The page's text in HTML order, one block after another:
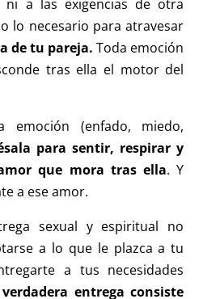
a las exigencias de otra
lo necesario para atravesar
de tu pareja. Toda emoción
tras ella el motor del
emoción (enfado, miedo,
para sentir, respirar y
que mora tras ella. Y
a ese amor.
sexual y espiritual no
a lo que le plazca a tu
a tus necesidades
entrega consiste